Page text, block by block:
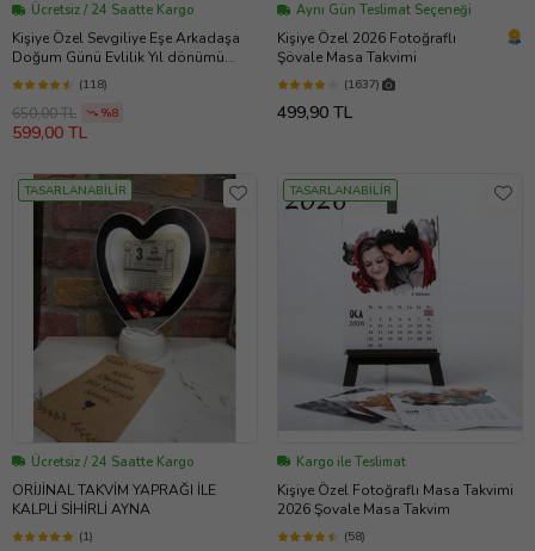
Ücretsiz / 24 Saatte Kargo
Kişiye Özel Sevgiliye Eşe Arkadaşa
Doğum Günü Evlilik Yıl dönümü
Fotoğraflı Hediye Takvim Yaprağı
NOSTALJİK ZARFLI
(118)
650,00 TL %8
599,00 TL
Aynı Gün Teslimat Seçeneği
Kişiye Özel 2026 Fotoğraflı
Şövale Masa Takvimi
(1637)
499,90 TL
TASARLANABİLİR
Ücretsiz / 24 Saatte Kargo
ORİJİNAL TAKVİM YAPRAĞI İLE
KALPLİ SİHİRLİ AYNA
(1)
TASARLANABİLİR
Kargo ile Teslimat
Kişiye Özel Fotoğraflı Masa Takvimi
2026 Şovale Masa Takvim
(58)